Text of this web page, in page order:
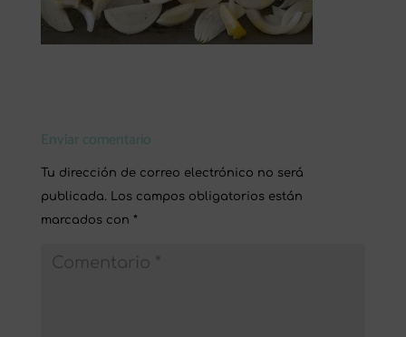
Enviar comentario
Tu dirección de correo electrónico no será
publicada. Los campos obligatorios están
marcados con *